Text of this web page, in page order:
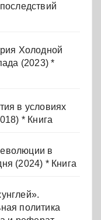
Холодной
(2023) *
в условиях
* Книга
в
(2024) * Книга
политика